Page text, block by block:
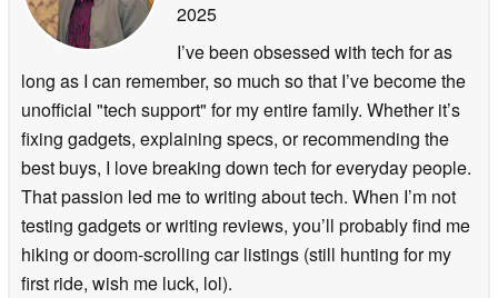
2025
I’ve been obsessed with tech for as
long as I can remember, so much so that I’ve become the
unofficial "tech support" for my entire family. Whether it’s
fixing gadgets, explaining specs, or recommending the
best buys, I love breaking down tech for everyday people.
That passion led me to writing about tech. When I’m not
testing gadgets or writing reviews, you’ll probably find me
hiking or doom-scrolling car listings (still hunting for my
first ride, wish me luck, lol).